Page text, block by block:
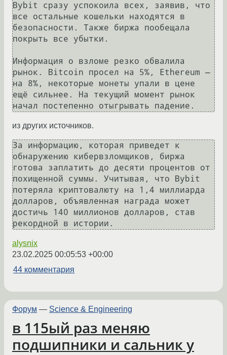
Bybit сразу успокоила всех, заявив, что
все остальные кошельки находятся в
безопасности. Также биржа пообещала
покрыть все убытки.
Информация о взломе резко обвалила
рынок. Bitcoin просел на 5%, Ethereum —
на 8%, некоторые монеты упали в цене
ещё сильнее. На текущий момент рынок
из других источников.
За информацию, которая приведет к
обнаружению кибервзломщиков, биржа
готова заплатить до десяти процентов от
похищенной суммы. Учитывая, что Bybit
потеряла криптовалюту на 1,4 миллиарда
долларов, объявленная награда может
достичь 140 миллионов долларов, став
alysnix
23.02.2025 00:05:53 +00:00
44 комментария
Форум — Science & Engineering
в 115ый раз меняю
подшипники и сальник у